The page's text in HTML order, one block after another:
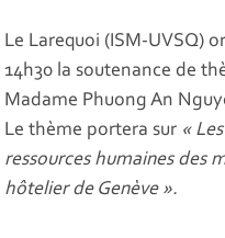
Le Larequoi (ISM-UVSQ)
14h30 la soutenance de
Madame Phuong An
Le thème portera sur «
ressources humaines des
hôtelier de Genève ».